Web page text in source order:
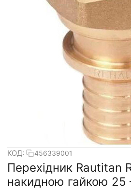
КОД: 456339001
Перехідник Rautitan
накидною гайкою 25